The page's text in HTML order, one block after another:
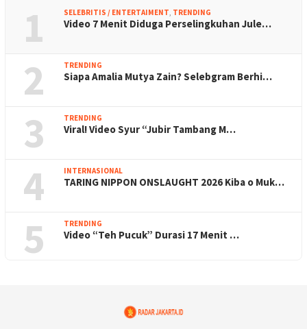
1 SELEBRITIS / ENTERTAIMENT, TRENDING
Video 7 Menit Diduga Perselingkuhan Jule…
2 TRENDING
Siapa Amalia Mutya Zain? Selebgram Berhi…
3 TRENDING
Viral! Video Syur “Jubir Tambang M…
4 INTERNASIONAL
TARING NIPPON ONSLAUGHT 2026 Kiba o Muk…
5 TRENDING
Video “Teh Pucuk” Durasi 17 Menit …